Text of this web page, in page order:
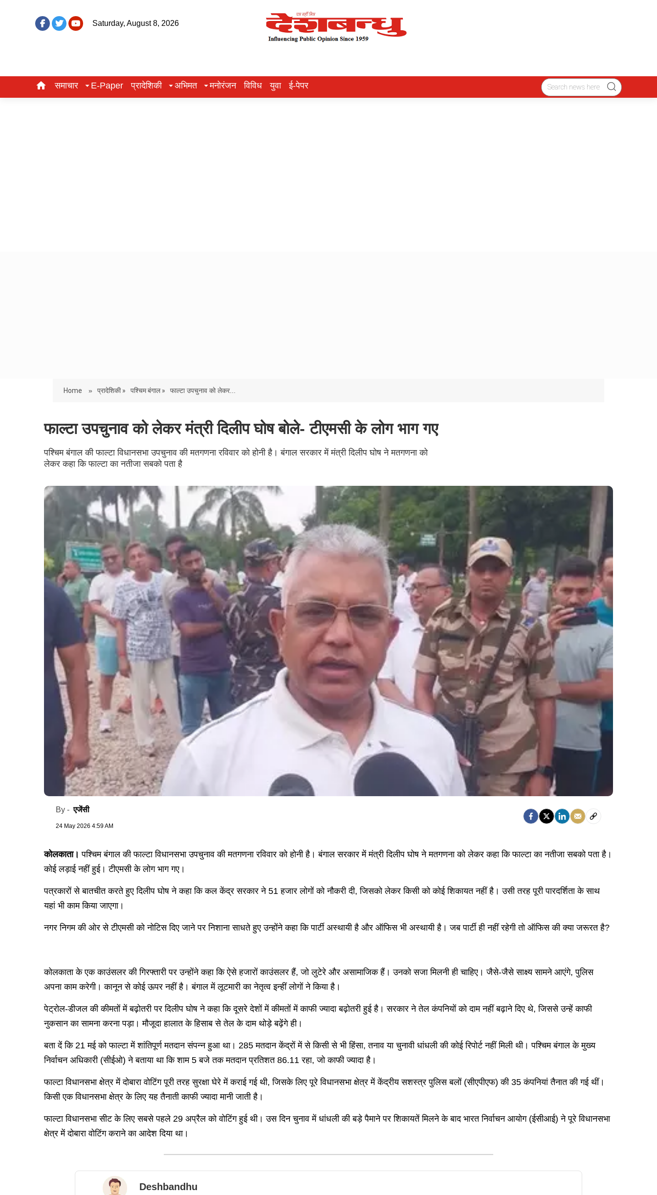
Saturday, August 8, 2026
समाचार E-Paper प्रादेशिकी अभिमत मनोरंजन विविध युवा ई-पेपर
Home » प्रादेशिकी » पश्चिम बंगाल » फाल्टा उपचुनाव को लेकर...
फाल्टा उपचुनाव को लेकर मंत्री दिलीप घोष बोले- टीएमसी के लोग भाग गए
पश्चिम बंगाल की फाल्टा विधानसभा उपचुनाव की मतगणना रविवार को होनी है। बंगाल सरकार में मंत्री दिलीप घोष ने मतगणना को
लेकर कहा कि फाल्टा का नतीजा सबको पता है
By -एजेंसी
24 May 2026 4:59 AM
कोलकाता।पश्चिम बंगाल की फाल्टा विधानसभा उपचुनाव की मतगणना रविवार को होनी है। बंगाल सरकार में मंत्री दिलीप घोष ने मतगणना को लेकर कहा कि फाल्टा का नतीजा सबको पता है।
कोई लड़ाई नहीं हुई। टीएमसी के लोग भाग गए।
पत्रकारों से बातचीत करते हुए दिलीप घोष ने कहा कि कल केंद्र सरकार ने 51 हजार लोगों को नौकरी दी, जिसको लेकर किसी को कोई शिकायत नहीं है। उसी तरह पूरी पारदर्शिता के साथ
यहां भी काम किया जाएगा।
नगर निगम की ओर से टीएमसी को नोटिस दिए जाने पर निशाना साधते हुए उन्होंने कहा कि पार्टी अस्थायी है और ऑफिस भी अस्थायी है। जब पार्टी ही नहीं रहेगी तो ऑफिस की क्या जरूरत है?
कोलकाता के एक काउंसलर की गिरफ्तारी पर उन्होंने कहा कि ऐसे हजारों काउंसलर हैं, जो लुटेरे और असामाजिक हैं। उनको सजा मिलनी ही चाहिए। जैसे-जैसे साक्ष्य सामने आएंगे, पुलिस
अपना काम करेगी। कानून से कोई ऊपर नहीं है। बंगाल में लूटमारी का नेतृत्व इन्हीं लोगों ने किया है।
पेट्रोल-डीजल की कीमतों में बढ़ोतरी पर दिलीप घोष ने कहा कि दूसरे देशों में कीमतों में काफी ज्यादा बढ़ोतरी हुई है। सरकार ने तेल कंपनियों को दाम नहीं बढ़ाने दिए थे, जिससे उन्हें काफी
नुकसान का सामना करना पड़ा। मौजूदा हालात के हिसाब से तेल के दाम थोड़े बढ़ेंगे ही।
बता दें कि 21 मई को फाल्टा में शांतिपूर्ण मतदान संपन्न हुआ था। 285 मतदान केंद्रों में से किसी से भी हिंसा, तनाव या चुनावी धांधली की कोई रिपोर्ट नहीं मिली थी। पश्चिम बंगाल के मुख्य
निर्वाचन अधिकारी (सीईओ) ने बताया था कि शाम 5 बजे तक मतदान प्रतिशत 86.11 रहा, जो काफी ज्यादा है।
फाल्टा विधानसभा क्षेत्र में दोबारा वोटिंग पूरी तरह सुरक्षा घेरे में कराई गई थी, जिसके लिए पूरे विधानसभा क्षेत्र में केंद्रीय सशस्त्र पुलिस बलों (सीएपीएफ) की 35 कंपनियां तैनात की गई थीं।
किसी एक विधानसभा क्षेत्र के लिए यह तैनाती काफी ज्यादा मानी जाती है।
फाल्टा विधानसभा सीट के लिए सबसे पहले 29 अप्रैल को वोटिंग हुई थी। उस दिन चुनाव में धांधली की बड़े पैमाने पर शिकायतें मिलने के बाद भारत निर्वाचन आयोग (ईसीआई) ने पूरे विधानसभा
क्षेत्र में दोबारा वोटिंग कराने का आदेश दिया था।
Deshbandhu